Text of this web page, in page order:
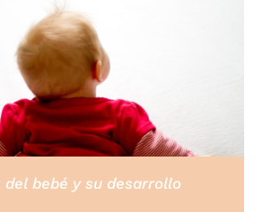
bebé y su desarrollo